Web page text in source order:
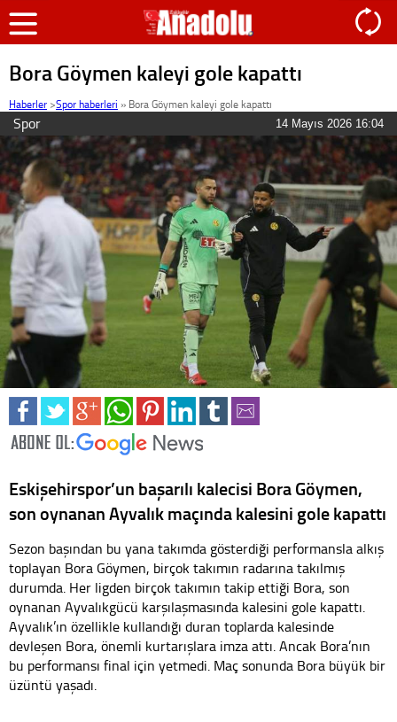
Bora Göymen kaleyi gole kapattı
Haberler >Spor haberleri » Bora Göymen kaleyi gole kapattı
Spor 14 Mayıs 2026 16:04
Eskişehirspor’un başarılı kalecisi Bora Göymen,
son oynanan Ayvalık maçında kalesini gole kapattı
Sezon başından bu yana takımda gösterdiği performansla alkış
toplayan Bora Göymen, birçok takımın radarına takılmış
durumda. Her ligden birçok takımın takip ettiği Bora, son
oynanan Ayvalıkgücü karşılaşmasında kalesini gole kapattı.
Ayvalık’ın özellikle kullandığı duran toplarda kalesinde
devleşen Bora, önemli kurtarışlara imza attı. Ancak Bora’nın
bu performansı final için yetmedi. Maç sonunda Bora büyük bir
üzüntü yaşadı.